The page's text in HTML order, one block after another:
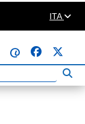
ITA
@